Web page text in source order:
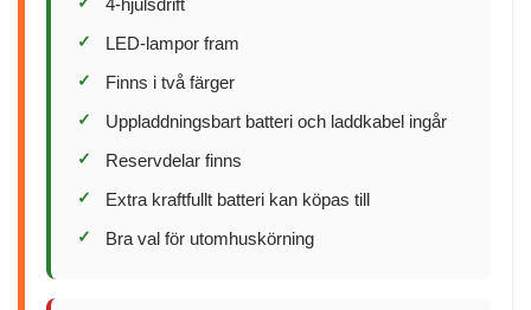
LED-lampor fram
Finns i två färger
Uppladdningsbart batteri och laddkabel ingår
Reservdelar finns
Extra kraftfullt batteri kan köpas till
Bra val för utomhuskörning